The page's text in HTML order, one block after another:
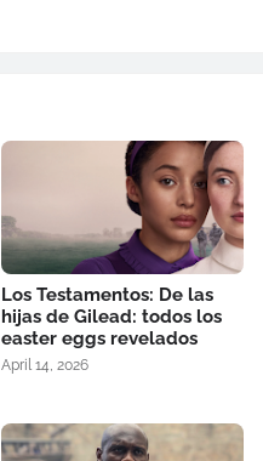
Los Testamentos: De las
hijas de Gilead: todos los
easter eggs revelados
April 14, 2026